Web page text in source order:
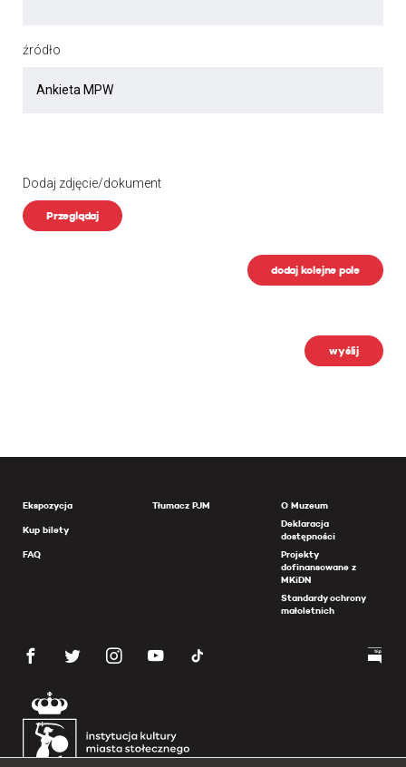
źródło
Dodaj zdjęcie/dokument
Przeglądaj
dodaj kolejne pole
wyślij
Ekspozycja
Kup bilety
FAQ
Tłumacz PJM
O Muzeum
Deklaracja
dostępności
Projekty
dofinansowane z
MKiDN
Standardy ochrony
małoletnich